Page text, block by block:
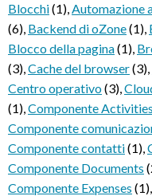
Blocchi(1),Automazione
(6), Backend di oZone(1),
Blocco della pagina(1),
(3),Cache del browser(3),
Centro operativo(3),
(1),Componente Activities
Componente
Componente contatti(1),
Componente Documents
Componente Expenses (1),